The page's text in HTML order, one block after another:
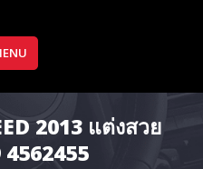
2013 แต่งสวย